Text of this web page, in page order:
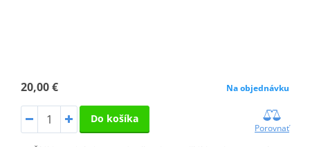
20,00 € Na objednávku
Do košíka
Porovnať